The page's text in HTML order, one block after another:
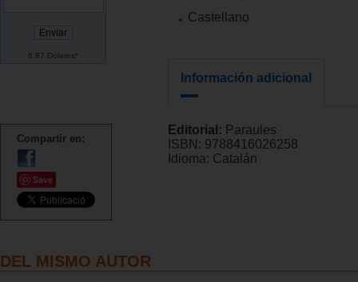
6.87 Dólares*
Compartir en:
Save
Castellano
Información adicional
Editorial: Paraules
ISBN: 9788416026258
Idioma: Catalán
DEL MISMO AUTOR